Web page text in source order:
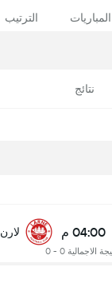
المباريات الترتيب
نتائج
04:00 م
الاجمالية 0 - 0